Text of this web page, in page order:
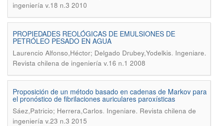
ingeniería v.18 n.3 2010
PROPIEDADES REOLÓGICAS DE EMULSIONES DE
PETRÓLEO PESADO EN AGUA
Laurencio Alfonso,Héctor; Delgado Drubey,Yodelkis. Ingeniare.
Revista chilena de ingeniería v.16 n.1 2008
Proposición de un método basado en cadenas de Markov para
el pronóstico de fibrilaciones auriculares paroxísticas
Sáez,Patricio; Herrera,Carlos. Ingeniare. Revista chilena de
ingeniería v.23 n.3 2015